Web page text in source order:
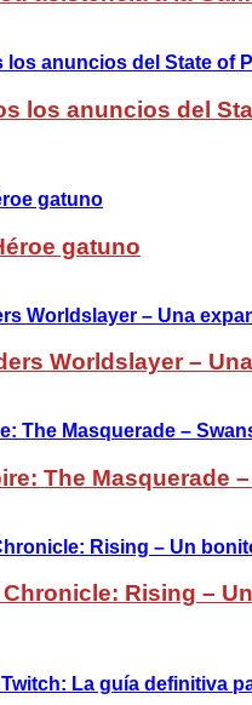
los anuncios del
gatuno
Worldslayer –
The Masquerade
Rising –